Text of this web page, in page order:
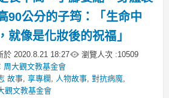
90公分的子筠：「生命中
就像是化妝後的祝福」
於 2020.8.21 18:27 瀏覽人次 :10509
周大觀文教基金會
故事,享專欄 , 人物故事,對抗病魔,
觀文教基金會